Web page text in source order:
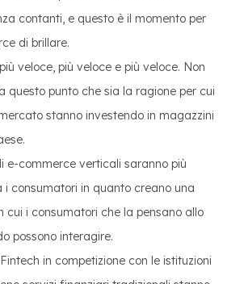
contanti, e questo è il momento per
di brillare.
veloce, più veloce e più veloce. Non
questo punto che sia la ragione per cui
stanno investendo in magazzini
e-commerce verticali saranno più
i consumatori in quanto creano una
cui i consumatori che la pensano allo
possono interagire.
in competizione con le istituzioni